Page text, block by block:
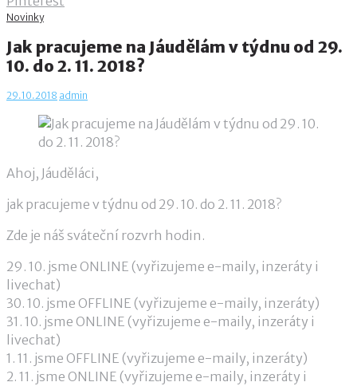
Novinky
Jak pracujeme na Jáudělám v týdnu od 29.
10. do 2. 11. 2018?
29.10.2018 admin
Ahoj, Jáuděláci,
jak pracujeme v týdnu od 29. 10. do 2. 11. 2018?
Zde je náš sváteční rozvrh hodin.
29. 10. jsme ONLINE (vyřizujeme e-maily, inzeráty i
livechat)
30. 10. jsme OFFLINE (vyřizujeme e-maily, inzeráty)
31. 10. jsme ONLINE (vyřizujeme e-maily, inzeráty i
livechat)
1. 11. jsme OFFLINE (vyřizujeme e-maily, inzeráty)
2. 11. jsme ONLINE (vyřizujeme e-maily, inzeráty i